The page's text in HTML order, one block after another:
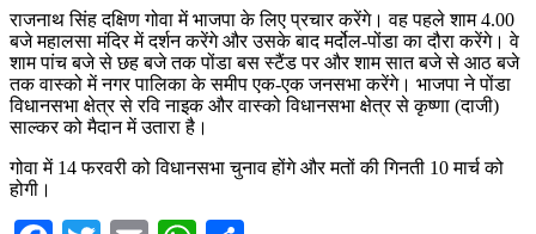
राजनाथ सिंह दक्षिण गोवा में भाजपा के लिए प्रचार करेंगे। वह पहले शाम 4.00
बजे महालसा मंदिर में दर्शन करेंगे और उसके बाद मर्दोल-पोंडा का दौरा करेंगे। वे
शाम पांच बजे से छह बजे तक पोंडा बस स्टैंड पर और शाम सात बजे से आठ बजे
तक वास्को में नगर पालिका के समीप एक-एक जनसभा करेंगे। भाजपा ने पोंडा
विधानसभा क्षेत्र से रवि नाइक और वास्को विधानसभा क्षेत्र से कृष्णा (दाजी)
साल्कर को मैदान में उतारा है।
गोवा में 14 फरवरी को विधानसभा चुनाव होंगे और मतों की गिनती 10 मार्च को
होगी।